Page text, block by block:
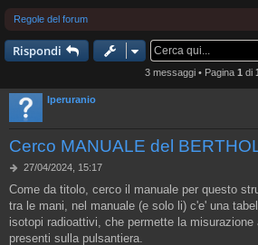
Regole del forum
Rispondi
3 messaggi • Pagina 1 di
Iperuranio
Cerco MANUALE del
M
s
s
a
g
27/04/2024, 15:17
Come da titolo, cerco il manuale per questo
tra le mani, nel manuale (e solo li) c'e' una
isotopi radioattivi, che permette la
presenti sulla pulsantiera.